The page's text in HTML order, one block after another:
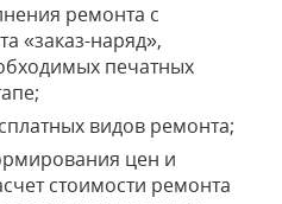
ремонта с
«заказ-наряд»,
печатных
видов ремонта;
цен и
стоимости ремонта